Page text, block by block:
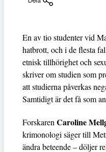
En av tio studenter vid
hatbrott, och i de flesta
etnisk tillhörighet och
skriver om studien som
att studierna påverkas
Samtidigt är det få som
Forskaren Caroline
krimonologi säger till
ändra beteende – döljer